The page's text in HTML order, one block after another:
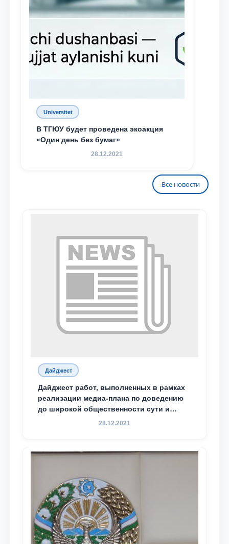
Universitet
В ТГЮУ будет проведена экоакция
«Один день без бумаг»
28.12.2021
Все новости
Дайджест
Дайджест работ, выполненных в рамках
реализации медиа-плана по доведению
до широкой общественности сути и
содержания задач, определённых в
Мажлису и народу Узбекистана
28.12.2021